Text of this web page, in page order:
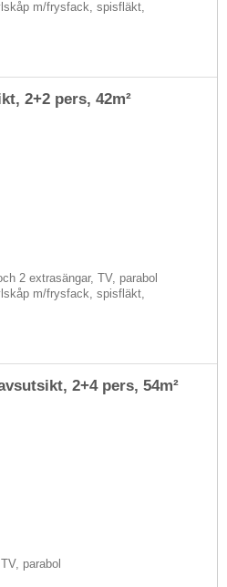
m/frysfack, spisfläkt,
2+2 pers, 42m²
2 extrasängar, TV, parabol
m/frysfack, spisfläkt,
2+4 pers, 54m²
parabol